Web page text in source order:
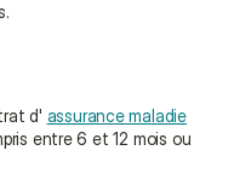
d' assurance maladie
entre 6 et 12 mois ou